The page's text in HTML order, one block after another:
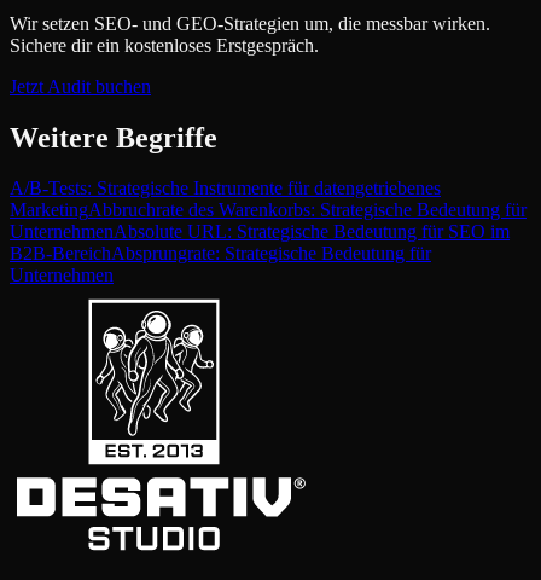
Wir setzen SEO- und GEO-Strategien um, die messbar wirken.
Sichere dir ein kostenloses Erstgespräch.
Jetzt Audit buchen
Weitere Begriffe
A/B-Tests: Strategische Instrumente für datengetriebenes
MarketingAbbruchrate des Warenkorbs: Strategische Bedeutung für
UnternehmenAbsolute URL: Strategische Bedeutung für SEO im
B2B-BereichAbsprungrate: Strategische Bedeutung für
Unternehmen